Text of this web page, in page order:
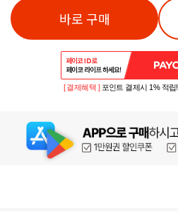
바로 구매
[ 결제혜택 ] 포인트 결제시 1% 적립!